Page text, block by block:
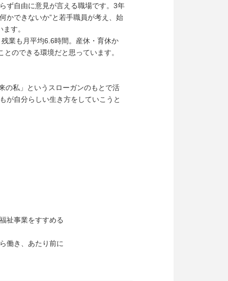
ず自由に意見が言える職場です。3年
かできないか”と若手職員が考え、始
す。
業も月平均6.6時間。産休・育休か
のできる環境だと思っています。
の私」というスローガンのもとで活
が自分らしい生き方をしていこうと
祉事業をすすめる
働き、あたり前に